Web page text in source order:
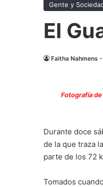
Gente y
El
Faitha Nahmens
Fotografía
Durante doce
de la que traza
parte de los 72
Tomados